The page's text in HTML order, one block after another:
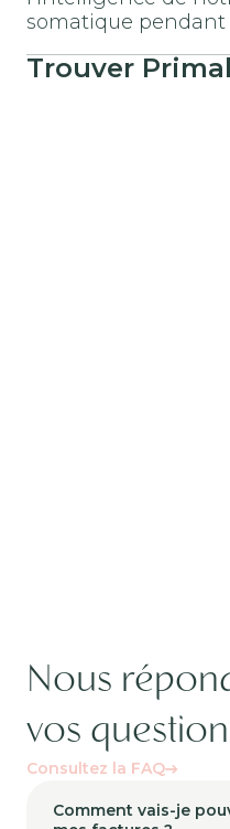
somatique pendant
Trouver
Nous
vos
Consultez la FAQ
Comment vais-je